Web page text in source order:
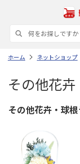
ホーム ネットショップ
その他花
その他花卉・球